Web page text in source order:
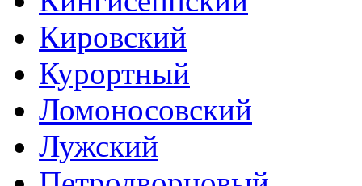
Кировский
Курортный
Ломоносовский
Лужский